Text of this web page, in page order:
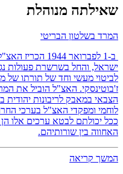
שאילתה מנוהלת
המרד בשלטון הבריטי
ב-1 לפברואר
ישראל, והחל בשרשרת פעולות
לביטוי מעשי וחד של תורתו של
ז'בוטינסקי. האצ"ל הוביל את
הצבאי במאבק לריבונות
לוחמי ומפקדי האצ"ל בערכי
ככל יכולתם לבטא ערכים אלו
האחווה בין שורותיהם.
המשך קריאה